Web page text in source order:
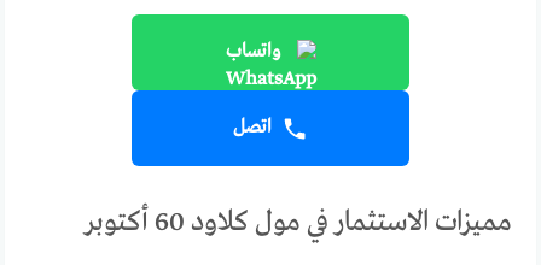
واتساب
اتصل
مميزات الاستثمار في مول كلاود 60 أكتوبر